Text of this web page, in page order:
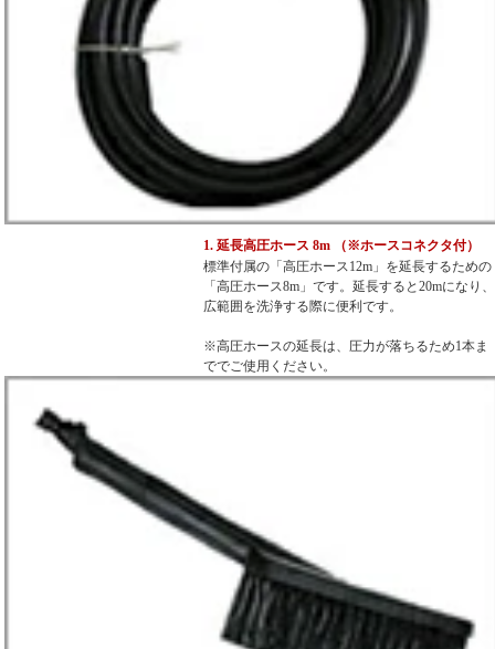
1. 延長高圧ホース 8m （※ホースコネクタ付）
標準付属の「高圧ホース12m」を延長するための
「高圧ホース8m」です。延長すると20mになり、
広範囲を洗浄する際に便利です。
※高圧ホースの延長は、圧力が落ちるため1本ま
ででご使用ください。